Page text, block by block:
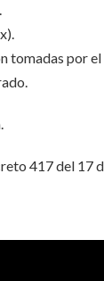
tomadas por
417 del 17